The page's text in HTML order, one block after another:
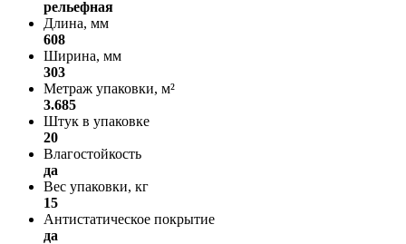
рельефная
Длина, мм
608
Ширина, мм
303
Метраж упаковки, м²
3.685
Штук в упаковке
20
Влагостойкость
да
Вес упаковки, кг
15
Антистатическое покрытие
да